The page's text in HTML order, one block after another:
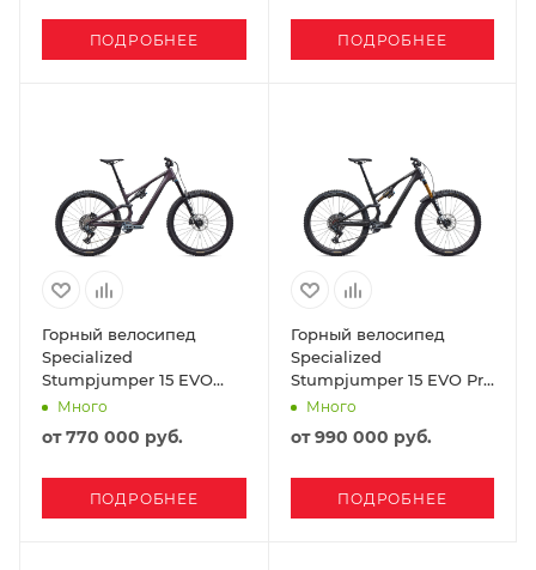
ПОДРОБНЕЕ ПОДРОБНЕЕ
Горный велосипед
Specialized
Stumpjumper 15 EVO
Expert AXS 2026 Gloss
Nebula Metallic /
Dolomite Metallic
Много
от770 000 руб.
ПОДРОБНЕЕ
Горный велосипед
Specialized
Stumpjumper 15 EVO Pro
2026 Gloss Carbon /
Много
от990 000 руб.
ПОДРОБНЕЕ